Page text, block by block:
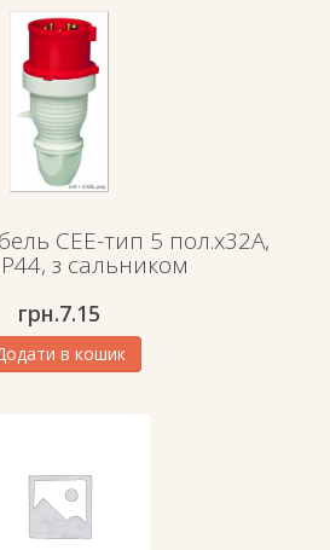
СЕЕ-тип 5 пол.х32А,
з сальником
грн.7.15
в кошик